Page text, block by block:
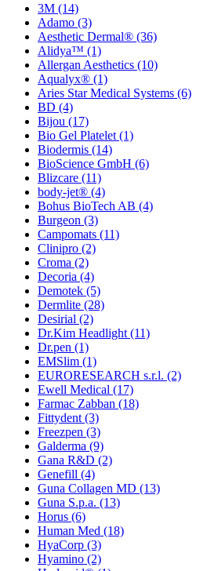
3M (14)
Adamo (3)
Aesthetic Dermal® (36)
Alidya™ (1)
Allergan Aesthetics (10)
Aqualyx® (1)
Aries Star Medical Systems (6)
BD (4)
Bijou (17)
Bio Gel Platelet (1)
Biodermis (14)
BioScience GmbH (6)
Blizcare (11)
body-jet® (4)
Bohus BioTech AB (4)
Burgeon (3)
Campomats (11)
Clinipro (2)
Croma (2)
Decoria (4)
Demotek (5)
Dermlite (28)
Desirial (2)
Dr.Kim Headlight (11)
Dr.pen (1)
EMSlim (1)
EURORESEARCH s.r.l. (2)
Ewell Medical (17)
Farmac Zabban (18)
Fittydent (3)
Freezpen (3)
Galderma (9)
Gana R&D (2)
Genefill (4)
Guna Collagen MD (13)
Guna S.p.a. (13)
Horus (6)
Human Med (18)
HyaCorp (3)
Hyamino (2)